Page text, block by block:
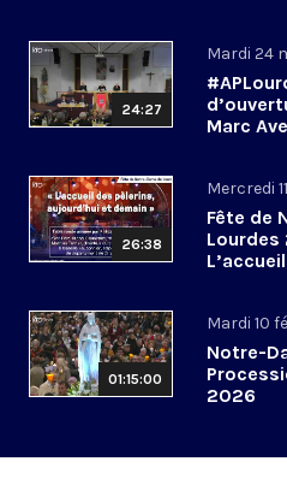
24:27
Mardi 24
Marc
26:38
Mercredi
Fête de
Lourdes
01:15:00
Mardi 10
Notre-
2026